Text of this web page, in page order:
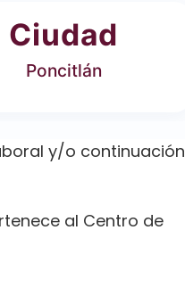
Ciudad
Poncitlán
y/o continuación
al Centro de